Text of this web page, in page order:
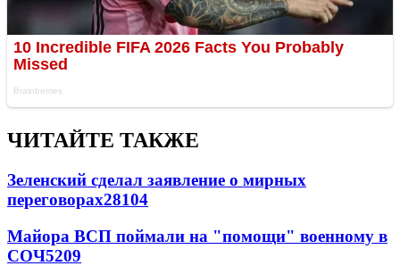
ЧИТАЙТЕ ТАКЖЕ
Зеленский сделал заявление о мирных
переговорах28104
Майора ВСП поймали на "помощи" военному в
СОЧ5209